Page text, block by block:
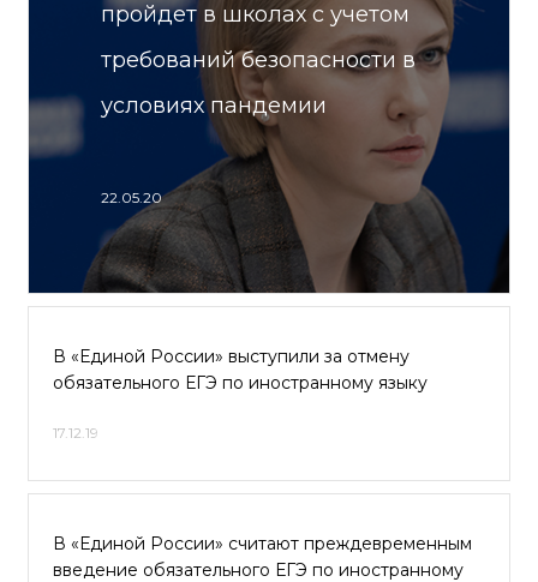
пройдет в школах с учетом
требований безопасности в
условиях пандемии
22.05.20
В «Единой России» выступили за отмену
обязательного ЕГЭ по иностранному языку
17.12.19
В «Единой России» считают преждевременным
введение обязательного ЕГЭ по иностранному